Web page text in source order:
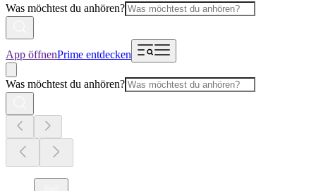
Was möchtest du anhören?
App öffnenPrime entdecken
Was möchtest du anhören?